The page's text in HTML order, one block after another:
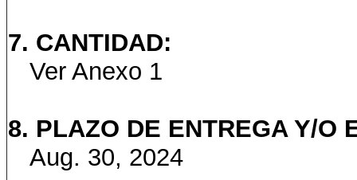
7. CANTIDAD:
Ver Anexo 1
8. PLAZO DE ENTREGA Y/O
Aug. 30, 2024